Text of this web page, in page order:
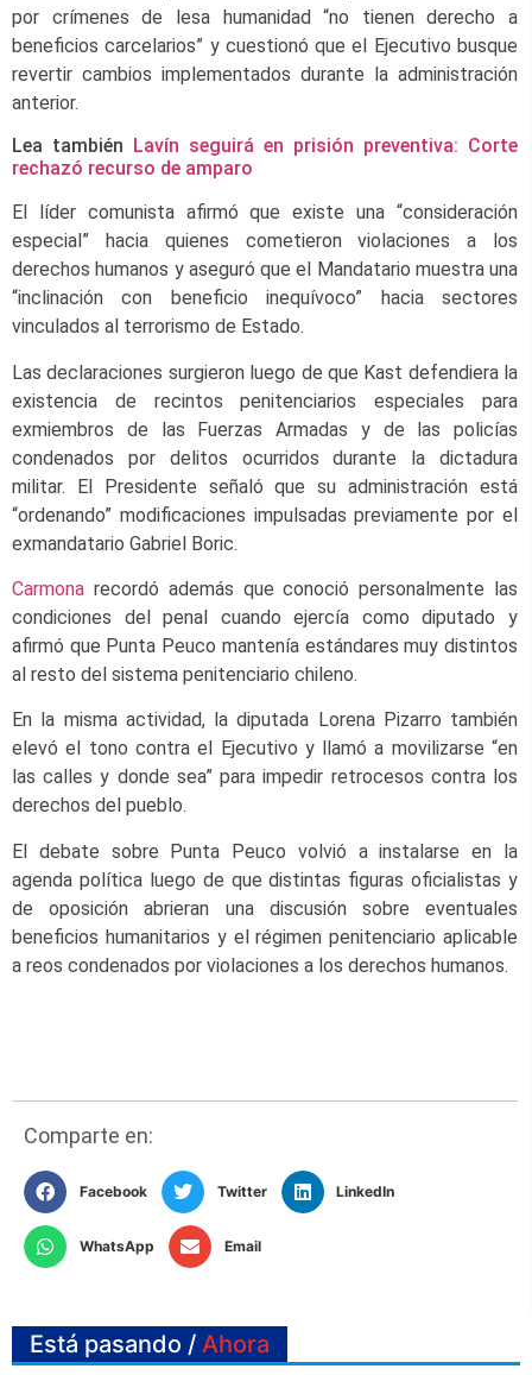
por crímenes de lesa humanidad “no tienen derecho a
beneficios carcelarios” y cuestionó que el Ejecutivo busque
revertir cambios implementados durante la administración
anterior.
Lea también Lavín seguirá en prisión preventiva: Corte
rechazó recurso de amparo
El líder comunista afirmó que existe una “consideración
especial” hacia quienes cometieron violaciones a los
derechos humanos y aseguró que el Mandatario muestra una
“inclinación con beneficio inequívoco” hacia sectores
vinculados al terrorismo de Estado.
Las declaraciones surgieron luego de que Kast defendiera la
existencia de recintos penitenciarios especiales para
exmiembros de las Fuerzas Armadas y de las policías
condenados por delitos ocurridos durante la dictadura
militar. El Presidente señaló que su administración está
“ordenando” modificaciones impulsadas previamente por el
exmandatario Gabriel Boric.
Carmona recordó además que conoció personalmente las
condiciones del penal cuando ejercía como diputado y
afirmó que Punta Peuco mantenía estándares muy distintos
al resto del sistema penitenciario chileno.
En la misma actividad, la diputada Lorena Pizarro también
elevó el tono contra el Ejecutivo y llamó a movilizarse “en
las calles y donde sea” para impedir retrocesos contra los
derechos del pueblo.
El debate sobre Punta Peuco volvió a instalarse en la
agenda política luego de que distintas figuras oficialistas y
de oposición abrieran una discusión sobre eventuales
beneficios humanitarios y el régimen penitenciario aplicable
a reos condenados por violaciones a los derechos humanos.
Comparte en:
Facebook Twitter LinkedIn
WhatsApp Email
Está pasando / Ahora